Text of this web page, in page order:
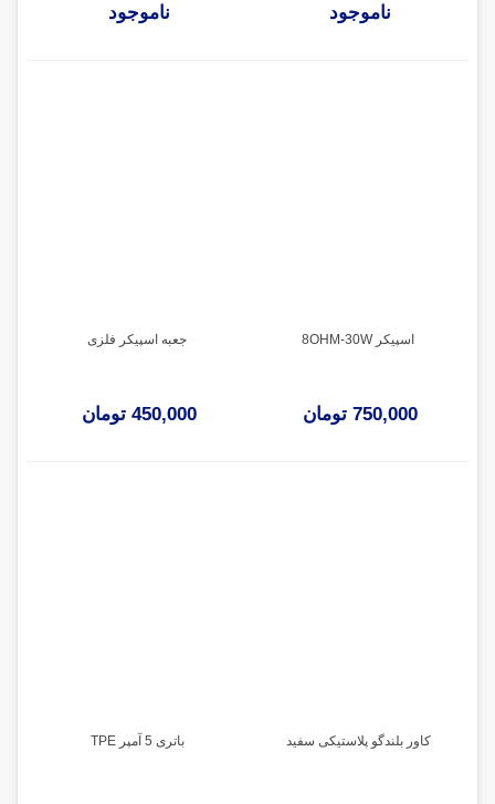
ناموجود ناموجود
اسپیکر 8OHM-30W
750,000 تومان
جعبه اسپیکر فلزی
450,000 تومان
کاور بلندگو پلاستیکی سفید باتری 5 آمپر TPE